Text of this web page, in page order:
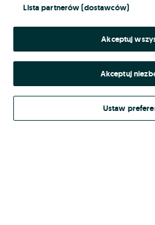
Kontynuując za pośrednictwem jednego z
Regulamin serwisu OLX.pl
Lista partnerów (dostawców)
Akceptuj
Akceptuj
Ustaw